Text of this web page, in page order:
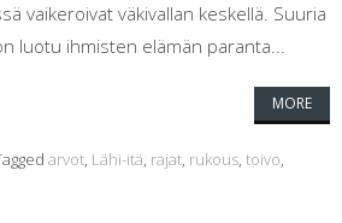
vaikeroivat väkivallan keskellä. Suuria
luotu ihmisten elämän paranta...
MORE
arvot, Lähi-itä, rajat, rukous, toivo,